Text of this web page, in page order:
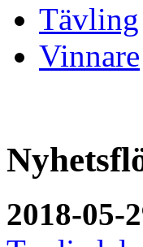
Tävling
Vinnare
2018-05-